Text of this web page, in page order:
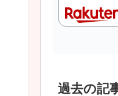
過去の記